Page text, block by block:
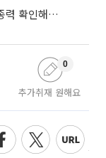
“폐렴구균 백신, 맞았다고 끝 아니다…접종력 확인해야”
추가취재 원해요
0